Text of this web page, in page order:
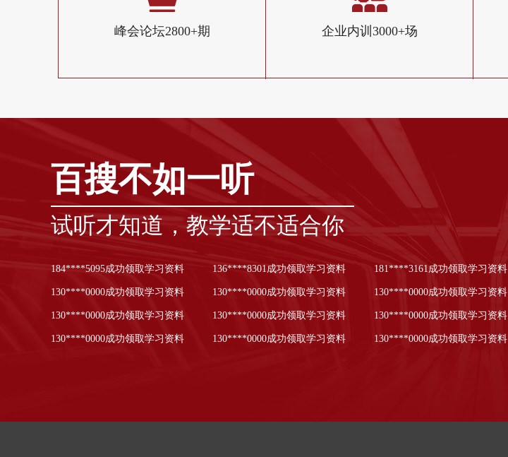
峰会论坛2800+期 企业内训3000+场
百搜不如一听
试听才知道，教学适不适合你
184****5095成功领取学习资料 136****8301成功领取学习资料 181****3161成功领取学习资料
130****0000成功领取学习资料 130****0000成功领取学习资料 130****0000成功领取学习资料
130****0000成功领取学习资料 130****0000成功领取学习资料 130****0000成功领取学习资料
130****0000成功领取学习资料 130****0000成功领取学习资料 130****0000成功领取学习资料